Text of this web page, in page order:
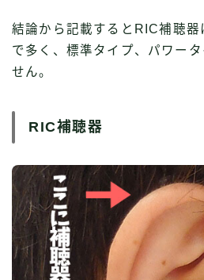
結論から記載するとRIC補聴器
で多く、標準タイプ、パワー
せん。
RIC補聴器